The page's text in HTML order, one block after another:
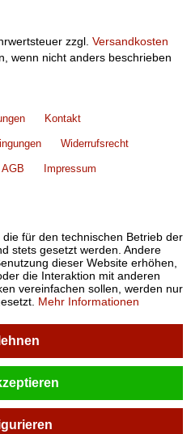
zzgl. Versandkosten
wenn nicht anders beschrieben
Kontakt
Widerrufsrecht
AGB Impressum
für den technischen Betrieb der
stets gesetzt werden. Andere
dieser Website erhöhen,
die Interaktion mit anderen
vereinfachen sollen, werden nur
Mehr Informationen